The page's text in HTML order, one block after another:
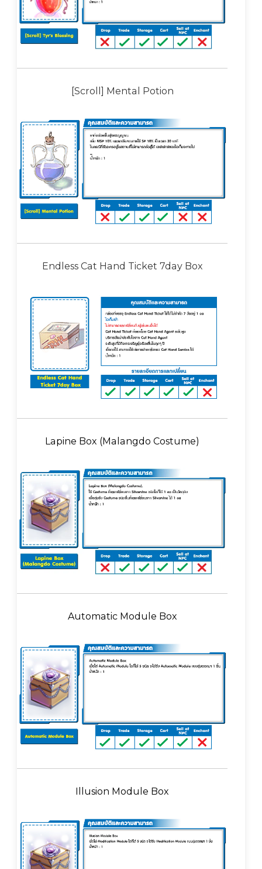
[Scroll] Mental Potion
Endless Cat Hand Ticket 7day Box
Lapine Box (Malangdo Costume)
Automatic Module Box
Illusion Module Box